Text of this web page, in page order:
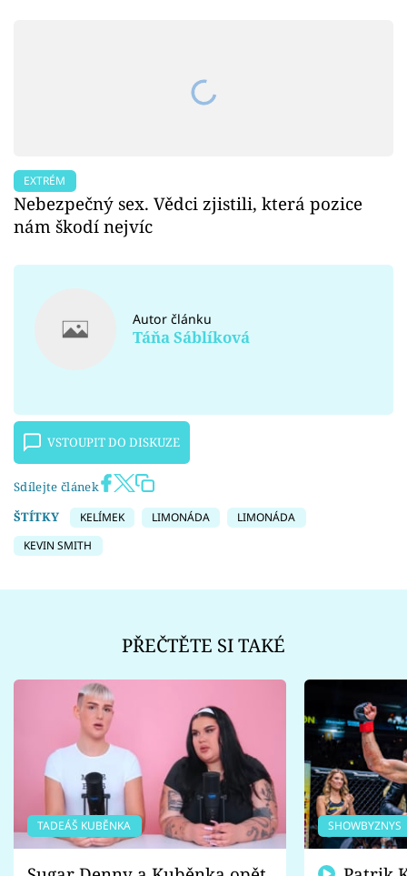
EXTRÉM
Nebezpečný sex. Vědci zjistili, která pozice
nám škodí nejvíc
Autor článku
Táňa Sáblíková
VSTOUPIT DO DISKUZE
Sdílejte článek
ŠTÍTKY
KELÍMEK LIMONÁDA
LIMONÁDA
KEVIN SMITH
PŘEČTĚTE SI TAKÉ
TADEÁŠ KUBĚNKA SHOWBYZNYS